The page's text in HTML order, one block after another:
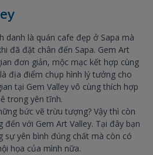
danh là quán cafe đẹp ở Sapa mà
đã đặt chân đến Sapa. Gem Art
đơn giản, mộc mạc kết hợp cùng
địa điểm chụp hình lý tưởng cho
tại Gem Valley vô cùng thích hợp
trong yên tĩnh.
bức vẽ trừu tượng? Vậy thì còn
đến với Gem Art Valley. Tại đây bạn
sự yên bình đúng chất mà còn có
họa của mình nữa.